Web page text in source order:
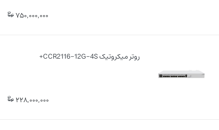
750,000,000
روتر میکروتیک CCR2116-12G-4S+
228,000,000